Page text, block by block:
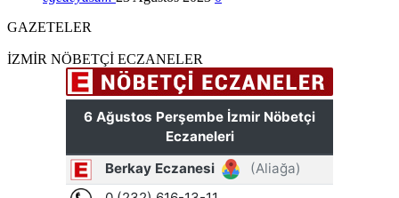
GAZETELER
İZMİR NÖBETÇİ ECZANELER